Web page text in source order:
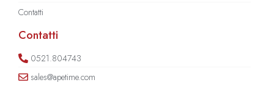
Contatti
Contatti
0521.804743
sales@apetime.com